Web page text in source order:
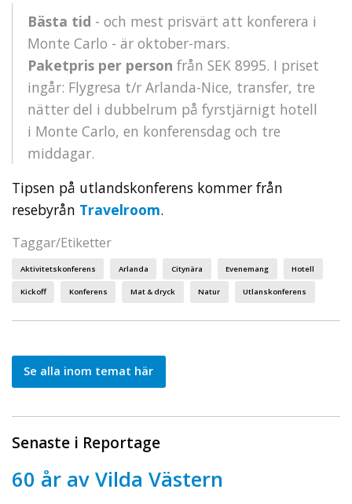
Bästa tid - och mest prisvärt att konferera i
Monte Carlo - är oktober-mars.
Paketpris per person från SEK 8995. I priset
ingår: Flygresa t/r Arlanda-Nice, transfer, tre
nätter del i dubbelrum på fyrstjärnigt hotell
i Monte Carlo, en konferensdag och tre
middagar.
Tipsen på utlandskonferens kommer från
resebyrån Travelroom.
Taggar/Etiketter
Aktivitetskonferens Arlanda Citynära Evenemang Hotell
Kickoff Konferens Mat & dryck Natur Utlanskonferens
Se alla inom temat här
Senaste i Reportage
60 år av Vilda Västern